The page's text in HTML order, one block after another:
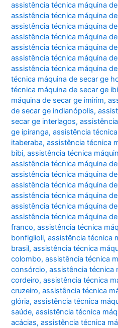
assistência técnica máquina
assistência técnica máquina
assistência técnica máquina
assistência técnica máquina
assistência técnica máquina
assistência técnica máquina
assistência técnica máquina
técnica máquina de secar ge
técnica máquina de secar ge
máquina de secar ge imirim,
de secar ge indianópolis,
secar ge interlagos,
ge ipiranga,assistência
itaberaba,assistência técnica
bibi,assistência técnica
assistência técnica máquina
assistência técnica máquina
assistência técnica máquina
assistência técnica máquina
assistência técnica máquina
assistência técnica máquina
franco,assistência técnica
bonfiglioli,assistência técnica
brasil,assistência técnica
colombo,assistência técnica
consórcio,assistência técnica
cordeiro,assistência técnica
cruzeiro,assistência técnica
glória,assistência técnica
saúde,assistência técnica
acácias,assistência técnica